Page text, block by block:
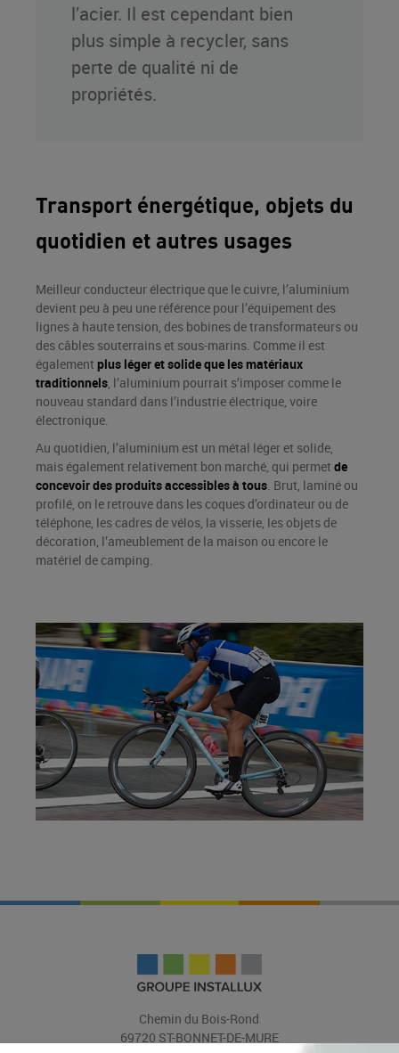
l’acier. Il est cependant bien
plus simple à recycler, sans
perte de qualité ni de
propriétés.
Transport énergétique, objets du
quotidien et autres usages
Meilleur conducteur électrique que le cuivre, l’aluminium
devient peu à peu une référence pour l’équipement des
lignes à haute tension, des bobines de transformateurs ou
des câbles souterrains et sous-marins. Comme il est
également plus léger et solide que les matériaux
traditionnels , l’aluminium pourrait s’imposer comme le
nouveau standard dans l’industrie électrique, voire
électronique.
Au quotidien, l’aluminium est un métal léger et solide,
mais également relativement bon marché, qui permet de
concevoir des produits accessibles à tous. Brut, laminé ou
profilé, on le retrouve dans les coques d’ordinateur ou de
téléphone, les cadres de vélos, la visserie, les objets de
décoration, l’ameublement de la maison ou encore le
matériel de camping.
Chemin du Bois-Rond
69720 ST-BONNET-DE-MURE